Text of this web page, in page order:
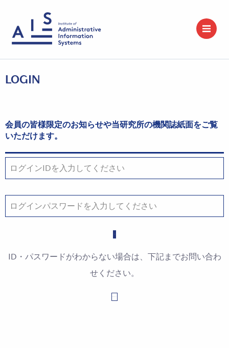
LOGIN
会員の皆様限定のお知らせや当研究所の機関誌紙面をご覧
いただけます。
ID・パスワードがわからない場合は、下記までお問い合わ
せください。